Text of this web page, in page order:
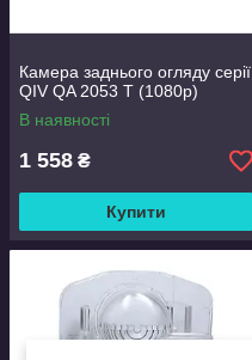
Камера заднього огляду серії
QIV QA 2053 T (1080p)
В наявності
1 558 ₴
Купити